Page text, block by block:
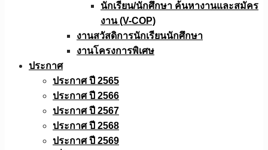
นักเรียน/นักศึกษา ค้นหางานและสมัคร
งาน (V-COP)
งานสวัสดิการนักเรียนนักศึกษา
งานโครงการพิเศษ
ประกาศ
ประกาศ ปี 2565
ประกาศ ปี 2566
ประกาศ ปี 2567
ประกาศ ปี 2568
ประกาศ ปี 2569